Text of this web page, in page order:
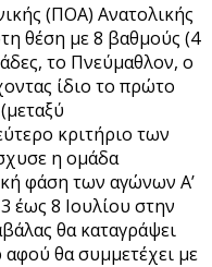
(ΠΟΑ) Ανατολικής
θέση με 8 βαθμούς (4
το Πνεύμαθλον, ο
ίδιο το πρώτο
κριτήριο των
η ομάδα
φάση των αγώνων Α’
έως 8 Ιουλίου στην
θα καταγράψει
θα συμμετέχει με